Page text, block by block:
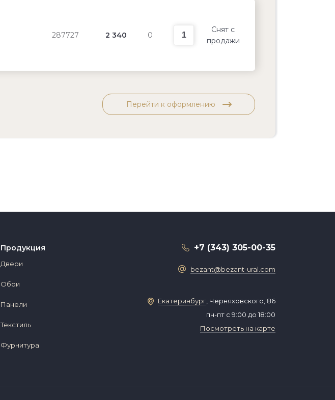
287727 2 340 0
Снят с
продажи
Перейти к оформлению
Продукция
Двери
Обои
Панели
Текстиль
Фурнитура
+7 (343) 305-00-35
bezant@bezant-ural.com
Екатеринбург , Черняховского, 86
пн-пт с 9:00 до 18:00
Посмотреть на карте